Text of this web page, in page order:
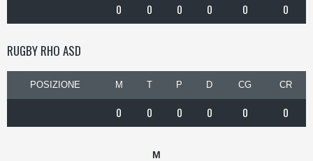
0 0 0 0 0 0
RUGBY RHO ASD
POSIZIONE M T P D CG CR
0 0 0 0 0 0
M